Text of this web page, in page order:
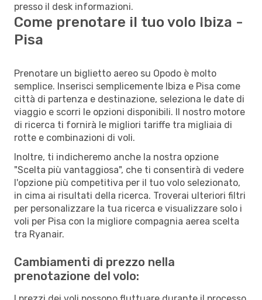
presso il desk informazioni.
Come prenotare il tuo volo Ibiza -
Pisa
Prenotare un biglietto aereo su Opodo è molto
semplice. Inserisci semplicemente Ibiza e Pisa come
città di partenza e destinazione, seleziona le date di
viaggio e scorri le opzioni disponibili. Il nostro motore
di ricerca ti fornirà le migliori tariffe tra migliaia di
rotte e combinazioni di voli.
Inoltre, ti indicheremo anche la nostra opzione
"Scelta più vantaggiosa", che ti consentirà di vedere
l'opzione più competitiva per il tuo volo selezionato,
in cima ai risultati della ricerca. Troverai ulteriori filtri
per personalizzare la tua ricerca e visualizzare solo i
voli per Pisa con la migliore compagnia aerea scelta
tra Ryanair.
Cambiamenti di prezzo nella
prenotazione del volo: